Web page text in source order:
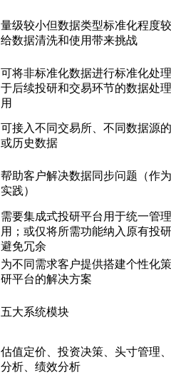
量级较小但数据类型标准化程度
给数据清洗和使用带来挑战
可将非标准化数据进行标准化处
于后续投研和交易环节的数据处
用
可接入不同交易所、不同数据源
或历史数据
帮助客户解决数据同步问题（作
实践）
需要集成式投研平台用于统一管
用；或仅将所需功能纳入原有投
避免冗余
为不同需求客户提供搭建个性化
研平台的解决方案
五大系统模块
估值定价、投资决策、头寸管理
分析、绩效分析